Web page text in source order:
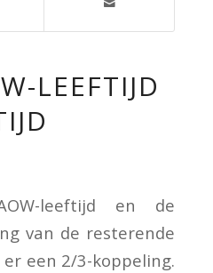
LEEFTIJD
leeftijd en de
van de resterende
een 2/3-koppeling.